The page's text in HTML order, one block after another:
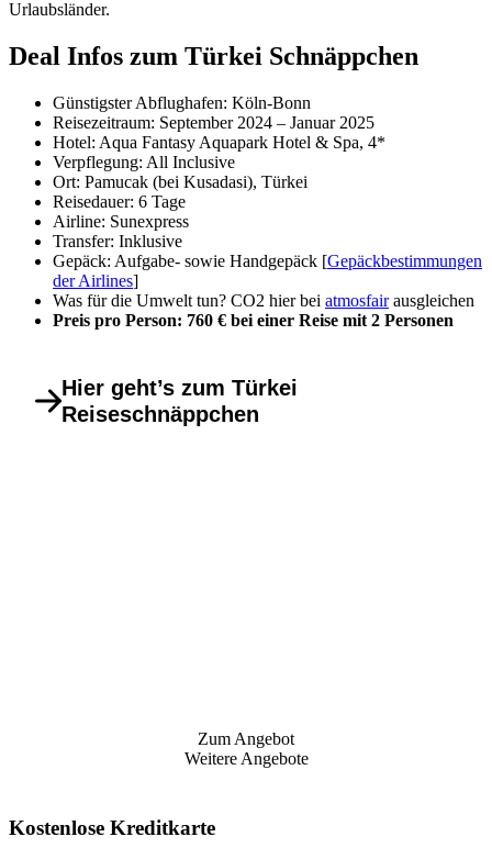
Urlaubsländer.
Deal Infos zum Türkei Schnäppchen
Günstigster Abflughafen: Köln-Bonn
Reisezeitraum: September 2024 – Januar 2025
Hotel: Aqua Fantasy Aquapark Hotel & Spa, 4*
Verpflegung: All Inclusive
Ort: Pamucak (bei Kusadasi), Türkei
Reisedauer: 6 Tage
Airline: Sunexpress
Transfer: Inklusive
Gepäck: Aufgabe- sowie Handgepäck [Gepäckbestimmungen
der Airlines]
Was für die Umwelt tun? CO2 hier bei atmosfairausgleichen
Preis pro Person: 760 € bei einer Reise mit 2 Personen
Hier geht’s zum Türkei
Reiseschnäppchen
Zum Angebot
Weitere Angebote
Kostenlose Kreditkarte